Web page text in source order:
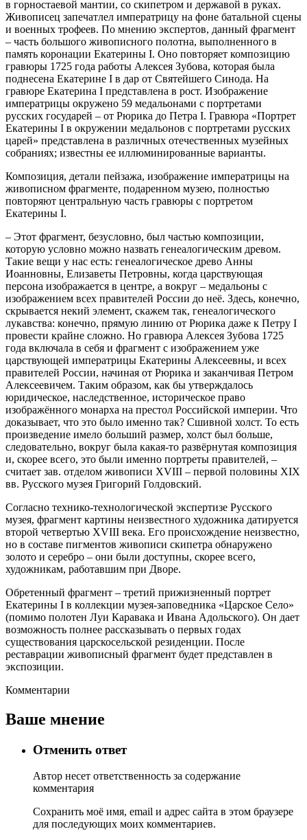
в горностаевой мантии, со скипетром и державой в руках.
Живописец запечатлел императрицу на фоне батальной сцены
и военных трофеев. По мнению экспертов, данный фрагмент
– часть большого живописного полотна, выполненного в
память коронации Екатерины I. Оно повторяет композицию
гравюры 1725 года работы Алексея Зубова, которая была
поднесена Екатерине I в дар от Святейшего Синода. На
гравюре Екатерина I представлена в рост. Изображение
императрицы окружено 59 медальонами с портретами
русских государей – от Рюрика до Петра I. Гравюра «Портрет
Екатерины I в окружении медальонов с портретами русских
царей» представлена в различных отечественных музейных
собраниях; известны ее иллюминированные варианты.
Композиция, детали пейзажа, изображение императрицы на
живописном фрагменте, подаренном музею, полностью
повторяют центральную часть гравюры с портретом
Екатерины I.
– Этот фрагмент, безусловно, был частью композиции,
которую условно можно назвать генеалогическим древом.
Такие вещи у нас есть: генеалогическое древо Анны
Иоанновны, Елизаветы Петровны, когда царствующая
персона изображается в центре, а вокруг – медальоны с
изображением всех правителей России до неё. Здесь, конечно,
скрывается некий элемент, скажем так, генеалогического
лукавства: конечно, прямую линию от Рюрика даже к Петру I
провести крайне сложно. Но гравюра Алексея Зубова 1725
года включала в себя и фрагмент с изображением уже
царствующей императрицы Екатерины Алексеевны, и всех
правителей России, начиная от Рюрика и заканчивая Петром
Алексеевичем. Таким образом, как бы утверждалось
юридическое, наследственное, историческое право
изображённого монарха на престол Российской империи. Что
доказывает, что это было именно так? Сшивной холст. То есть
произведение имело больший размер, холст был больше,
следовательно, вокруг была какая-то развёрнутая композиция
и, скорее всего, это были именно портреты правителей, –
считает зав. отделом живописи XVIII – первой половины XIX
вв. Русского музея Григорий Голдовский.
Согласно технико-технологической экспертизе Русского
музея, фрагмент картины неизвестного художника датируется
второй четвертью XVIII века. Его происхождение неизвестно,
но в составе пигментов живописи скипетра обнаружено
золото и серебро – они были доступны, скорее всего,
художникам, работавшим при Дворе.
Обретенный фрагмент – третий прижизненный портрет
Екатерины I в коллекции музея-заповедника «Царское Село»
(помимо полотен Луи Каравака и Ивана Адольского). Он дает
возможность полнее рассказывать о первых годах
существования царскосельской резиденции. После
реставрации живописный фрагмент будет представлен в
экспозиции.
Комментарии
Ваше мнение
Отменить ответ
Автор несет ответственность за содержание
комментария
Сохранить моё имя, email и адрес сайта в этом браузере
для последующих моих комментариев.